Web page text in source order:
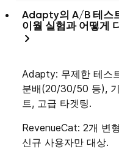
Adapty의 A/B 테스
이월 실험과 어떻게
Adapty: 무제한 테스
분배(20/30/50 등),
트, 고급 타겟팅.
RevenueCat: 2개 변
신규 사용자만 대상.